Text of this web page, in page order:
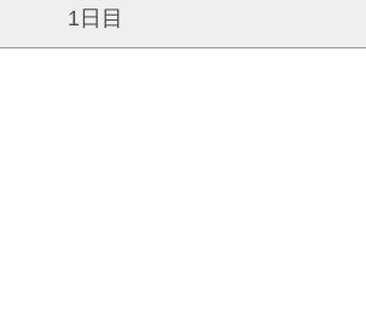
1日目